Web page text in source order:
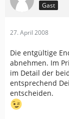
Gast
27. April 2008
Die entgültige
abnehmen. Im
im Detail der
entsprechend
entscheiden.